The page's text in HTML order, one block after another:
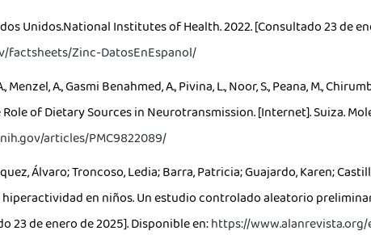
Unidos.National Institutes of Health. 2022. [Consultado 23 de
factsheets/Zinc-DatosEnEspanol/
Menzel, A., Gasmi Benahmed, A., Pivina, L., Noor, S., Peana, M.,
of Dietary Sources in Neurotransmission. [Internet]. Suiza.
articles/PMC9822089/
Álvaro; Troncoso, Ledia; Barra, Patricia; Guajardo, Karen;
en niños. Un estudio controlado aleatorio
23 de enero de 2025]. Disponible en:https://